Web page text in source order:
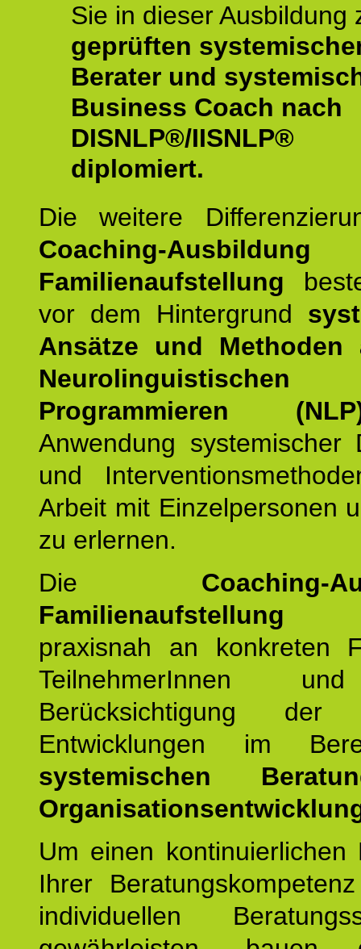
Sie in dieser Ausbildung
geprüften
Berater und
Business Coach nach
DISNLP®/IISNLP®
diplomiert.
Die weitere
Coaching-Ausbildung
Familienaufstellung
vor dem Hintergrund
Ansätze und Methoden
Neurolinguistischen
Programmieren
Anwendung systemischer
und
Arbeit mit Einzelpersonen
zu erlernen.
Die Coaching-
Familienaufstellung
praxisnah an konkreten
TeilnehmerInnen
Berücksichtigung der
Entwicklungen im
systemischen
Um einen kontinuierlichen
Ihrer
individuellen